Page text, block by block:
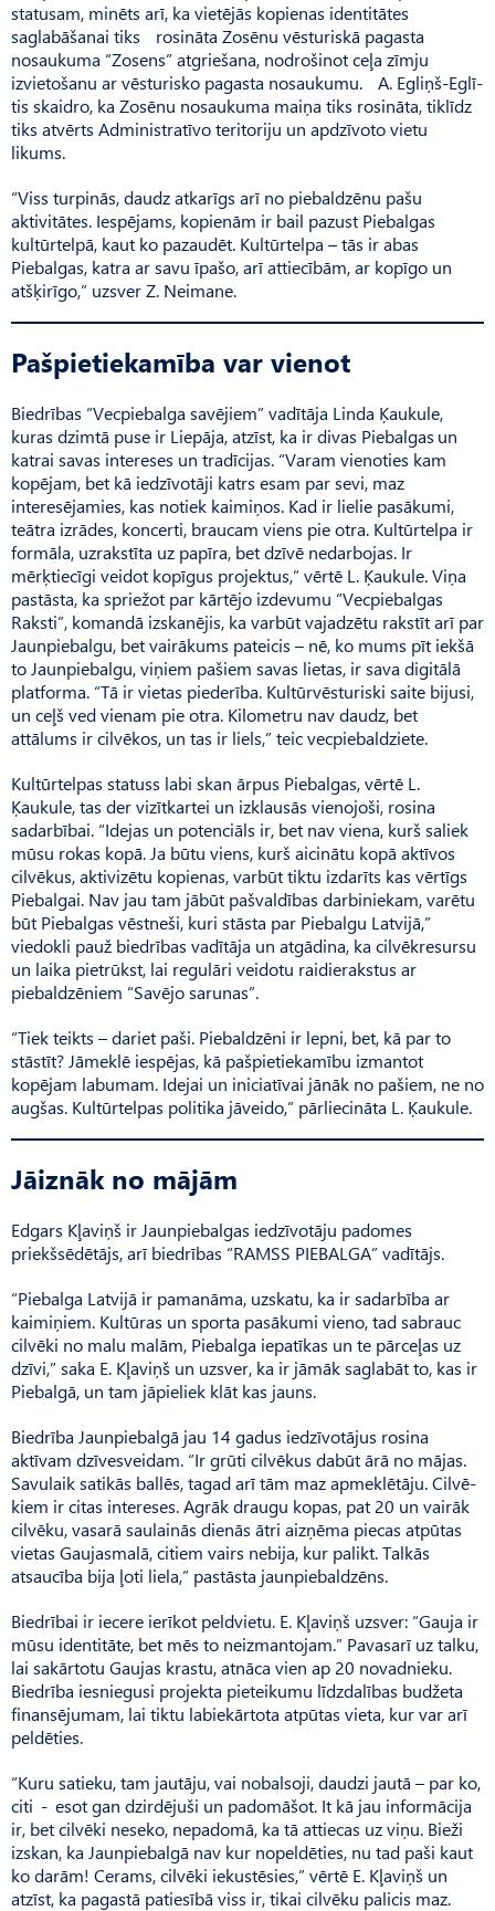
statusam, minēts arī, ka vietējās kopienas identitātes
saglabāšanai tiks rosināta Zosēnu vēsturiskā pagasta
nosaukuma “Zosens” atgriešana, nodrošinot ceļa zīmju
izvietošanu ar vēsturisko pagasta nosaukumu. A. Egliņš-Eglī­
tis skaidro, ka Zosēnu nosaukuma maiņa tiks rosināta, tiklīdz
tiks atvērts Administratīvo teritoriju un apdzīvoto vietu
likums.
“Viss turpinās, daudz atkarīgs arī no piebaldzēnu pašu
aktivitātes. Iespējams, kopienām ir bail pazust Piebalgas
kultūrtelpā, kaut ko pazaudēt. Kultūr­telpa – tās ir abas
Piebalgas, katra ar savu īpašo, arī attiecībām, ar kopīgo un
atšķirīgo,” uzsver Z. Neimane.
Pašpietiekamība var vienot
Biedrības “Vecpiebalga savējiem” vadītāja Linda Ķau­kule,
kuras dzimtā puse ir Lie­pāja, atzīst, ka ir divas Piebal­gas un
katrai savas intereses un tradīcijas. “Varam vienoties kam
kopējam, bet kā iedzīvotāji katrs esam par sevi, maz
interesējamies, kas notiek kaimiņos. Kad ir lielie pasākumi,
teātra izrādes, koncerti, braucam viens pie otra. Kultūrtelpa ir
formāla, uzrakstīta uz papīra, bet dzīvē nedarbojas. Ir
mērķtiecīgi veidot kopīgus projektus,” vērtē L. Ķaukule. Viņa
pastāsta, ka spriežot par kārtējo izdevumu “Vecpiebalgas
Raksti”, komandā izskanējis, ka varbūt vajadzētu rakstīt arī par
Jaunpie­balgu, bet vairākums pateicis – nē, ko mums pīt iekšā
to Jaunpiebalgu, viņiem pašiem savas lietas, ir sava digitālā
platforma. “Tā ir vietas piederība. Kultūrvēstu­riski saite bijusi,
un ceļš ved vienam pie otra. Kilometru nav daudz, bet
attālums ir cilvēkos, un tas ir liels,” teic vecpiebaldziete.
Kultūrtelpas statuss labi skan ārpus Piebalgas, vērtē L.
Ķaukule, tas der vizītkartei un izklausās vienojoši, rosina
sadarbībai. “Idejas un potenciāls ir, bet nav viena, kurš saliek
mūsu rokas kopā. Ja būtu viens, kurš aicinātu kopā aktīvos
cilvēkus, aktivizētu kopienas, varbūt tiktu izdarīts kas vērtīgs
Piebalgai. Nav jau tam jābūt pašvaldības darbiniekam, varētu
būt Piebalgas vēstneši, kuri stāsta par Piebalgu Lat­vijā,”
viedokli pauž biedrības vadītāja un atgādina, ka cilvēkresursu
un laika pietrūkst, lai regulāri veidotu raidierakstus ar
piebaldzēniem “Savējo sarunas”.
“Tiek teikts – dariet paši. Piebaldzēni ir lepni, bet, kā par to
stāstīt? Jāmeklē iespējas, kā pašpietiekamību izmantot
kopējam labumam. Idejai un iniciatīvai jānāk no pašiem, ne no
augšas. Kultūrtelpas politika jāveido,” pārliecināta L. Ķau­kule.
Jāiznāk no mājām
Edgars Kļaviņš ir Jaunpie­balgas iedzīvotāju padomes
priekšsēdētājs, arī biedrības “RAMSS PIEBALGA” vadītājs.
“Piebalga Latvijā ir pamanāma, uzskatu, ka ir sadarbība ar
kaimiņiem. Kultūras un sporta pasākumi vieno, tad sabrauc
cilvēki no malu malām, Piebalga iepatīkas un te pārceļas uz
dzīvi,” saka E. Kļaviņš un uzsver, ka ir jāmāk saglabāt to, kas ir
Piebalgā, un tam jāpieliek klāt kas jauns.
Biedrība Jaunpiebalgā jau 14 gadus iedzīvotājus rosina
aktīvam dzīvesveidam. “Ir grūti cilvēkus dabūt ārā no mājas.
Savu­laik satikās ballēs, tagad arī tām maz apmeklētāju. Cilvē­
kiem ir citas intereses. Agrāk draugu kopas, pat 20 un vairāk
cilvēku, vasarā saulainās dienās ātri aizņēma piecas atpūtas
vietas Gaujas­malā, citiem vairs nebija, kur palikt. Talkās
atsaucība bija ļoti liela,” pastāsta jaunpiebaldzēns.
Biedrībai ir iecere ierīkot peldvietu. E. Kļaviņš uzsver: “Gauja ir
mūsu identitāte, bet mēs to neizmantojam.” Pavasarī uz talku,
lai sakārtotu Gaujas krastu, atnāca vien ap 20 novadnieku.
Biedrība iesniegusi projekta pieteikumu līdzdalības budžeta
finansējumam, lai tiktu lab­iekārtota atpūtas vieta, kur var arī
peldēties.
“Kuru satieku, tam jautāju, vai nobalsoji, daudzi jautā – par ko,
citi - esot gan dzirdējuši un padomāšot. It kā jau informācija
ir, bet cilvēki neseko, nepadomā, ka tā attiecas uz viņu. Bieži
izskan, ka Jaunpiebalgā nav kur nopeldēties, nu tad paši kaut
ko darām! Cerams, cilvēki iekustēsies,” vērtē E. Kļa­viņš un
atzīst, ka pagastā patiesībā viss ir, tikai cilvēku palicis maz.